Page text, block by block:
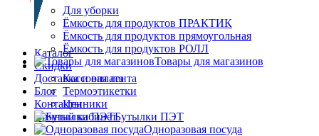
Каталог
Скидки
Доставка и оплата
Блог
Контакты
Личный кабинет
Для уборки
Ёмкость для продуктов ПРАКТИК
Ёмкость для продуктов прямоугольная
Ёмкость для продуктов РОЛЛ
Товары для магазинов
Кассовая лента
Термоэтикетки
Ценники
Бутылки ПЭТ
Одноразовая посуда